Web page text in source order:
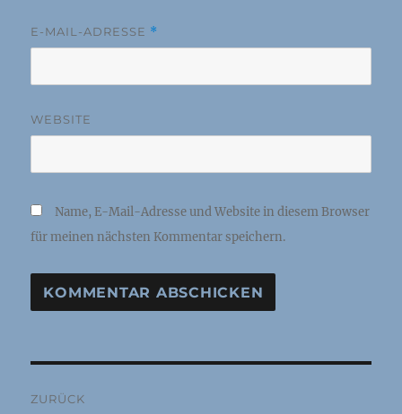
E-MAIL-ADRESSE *
WEBSITE
Name, E-Mail-Adresse und Website in diesem Browser
für meinen nächsten Kommentar speichern.
ZURÜCK